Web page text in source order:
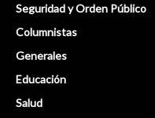
Seguridad y Orden Público
Columnistas
Generales
Educación
Salud